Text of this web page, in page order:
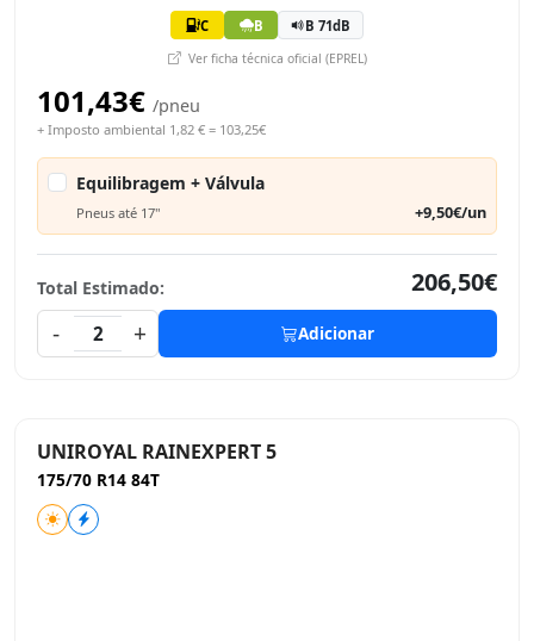
C B B 71dB
Ver ficha técnica oficial (EPREL)
101,43€ /pneu
+ Imposto ambiental 1,82 € = 103,25€
Equilibragem + Válvula
Pneus até 17" +9,50€/un
Total Estimado:
206,50€
-
2 + Adicionar
UNIROYAL RAINEXPERT 5
175/70 R14 84T